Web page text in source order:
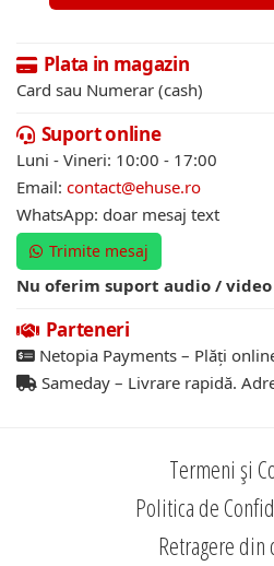
Plata in magazin
Card sau Numerar (cash)
Suport online
Luni - Vineri: 10:00 - 17:00
Email: contact@ehuse.ro
WhatsApp: doar mesaj text
Trimite mesaj
Nu oferim suport audio / video
Parteneri
Netopia Payments – Plăți
Sameday – Livrare rapidă.
Termeni și
Politica de
Retragere din